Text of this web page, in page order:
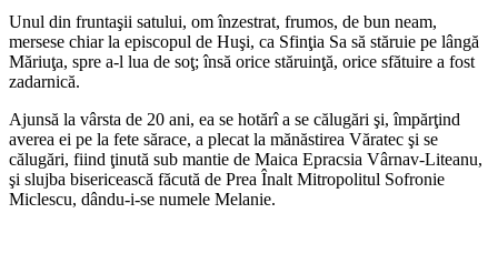
Unul din fruntaşii satului, om înze­strat, frumos, de bun neam,
mersese chiar la episcopul de Huşi, ca Sfinţia Sa să stăruie pe lângă
Măriuţa, spre a-l lua de soţ; însă orice stăruinţă, orice sfătuire a fost
za­darnică.
Ajunsă la vârsta de 20 ani, ea se ho­tărî a se călugări şi, împărţind
averea ei pe la fete sărace, a plecat la mănăstirea Văratec şi se
călugări, fiind ţinută sub mantie de Maica Epracsia Vârnav-Liteanu,
şi slujba bisericească făcută de Prea Înalt Mitropolitul Sofronie
Miclescu, dându-i-se numele Melanie.